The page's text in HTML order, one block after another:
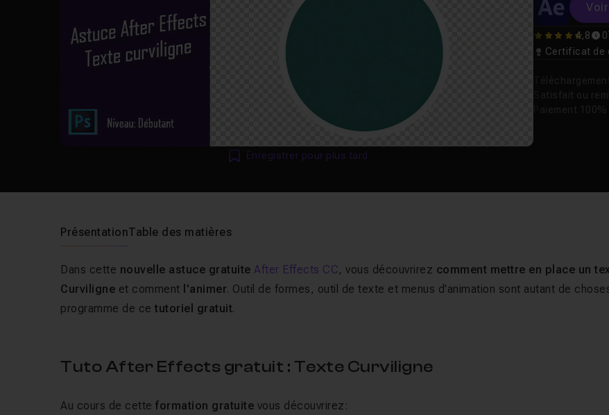
Enregistrer pour plus tard
4.8 4,8
Certificat de
PrésentationTable des matières
Dans cette nouvelle astuce gratuiteAfter Effects CC, vous découvrirez comment mettre en place un
Curviligne et comment l'animer. Outil de formes, outil de texte et menus d'animation sont autant de
programme de ce tutoriel gratuit.
Tuto After Effects gratuit : Texte Curviligne
Au cours de cetteformation gratuite vous découvrirez: